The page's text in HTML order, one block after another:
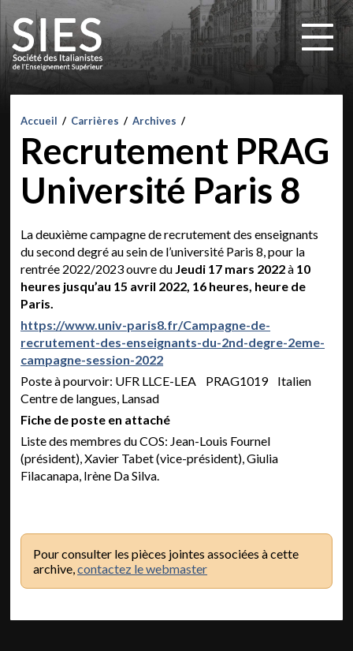
Accueil / Carrières / Archives /
Recrutement PRAG
Université Paris 8
La deuxième campagne de recrutement des enseignants
du second degré au sein de l’université Paris 8, pour la
rentrée 2022/2023 ouvre du Jeudi 17 mars 2022à 10
heures jusqu’au 15 avril 2022, 16 heures, heure de
Paris.
https://www.univ-paris8.fr/Campagne-de-
recrutement-des-enseignants-du-2nd-degre-2eme-
campagne-session-2022
Poste à pourvoir: UFR LLCE-LEA PRAG1019 Italien
Centre de langues, Lansad
Fiche de poste en attaché
Liste des membres du COS: Jean-Louis Fournel
(président), Xavier Tabet (vice-président), Giulia
Filacanapa, Irène Da Silva.
Pour consulter les pièces jointes associées à cette
archive,contactez le webmaster